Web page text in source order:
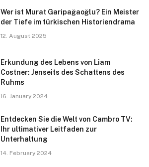
Wer ist Murat Garipağaoğlu? Ein Meister
der Tiefe im türkischen Historiendrama​
12. August 2025
Erkundung des Lebens von Liam
Costner: Jenseits des Schattens des
Ruhms
16. January 2024
Entdecken Sie die Welt von Cambro TV:
Ihr ultimativer Leitfaden zur
Unterhaltung
14. February 2024